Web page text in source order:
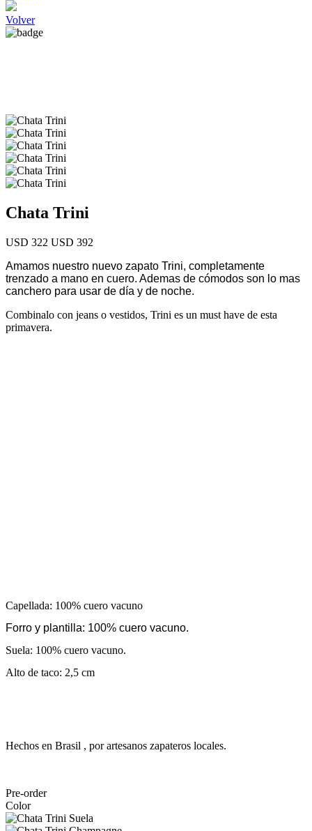
Volver
Chata Trini
USD 322 USD 392
Amamos nuestro nuevo zapato Trini, completamente
trenzado a mano en cuero. Ademas de cómodos son lo mas
canchero para usar de día y de noche.
Combinalo con jeans o vestidos, Trini es un must have de esta
primavera.
Capellada: 100% cuero vacuno
Forro y plantilla: 100% cuero vacuno.
Suela: 100% cuero vacuno.
Alto de taco: 2,5 cm
Hechos en Brasil , por artesanos zapateros locales.
Pre-order
Color